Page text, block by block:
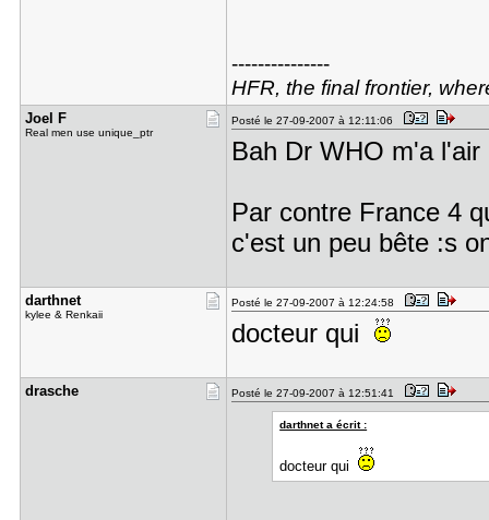
---------------
HFR, the final frontier,
Joel F
Real men use unique_ptr
Posté le 27-09-2007 à 12:11:06
Bah Dr WHO m'a
Par contre France 4
c'est un peu bête :s
darthnet
kylee & Renkaii
Posté le 27-09-2007 à 12:24:58
docteur qui
drasche Posté le 27-09-2007 à 12:51:41
darthnet a écrit :
docteur qui